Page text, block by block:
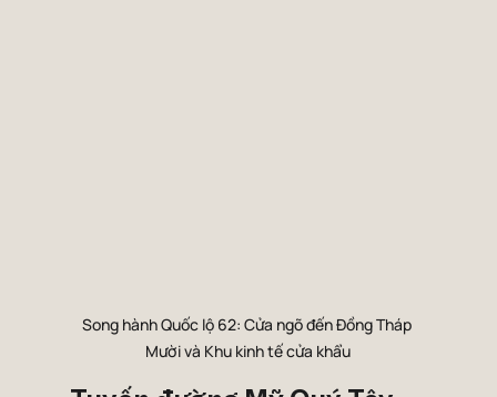
Song hành Quốc lộ 62: Cửa ngõ đến Đồng Tháp
Mười và Khu kinh tế cửa khẩu